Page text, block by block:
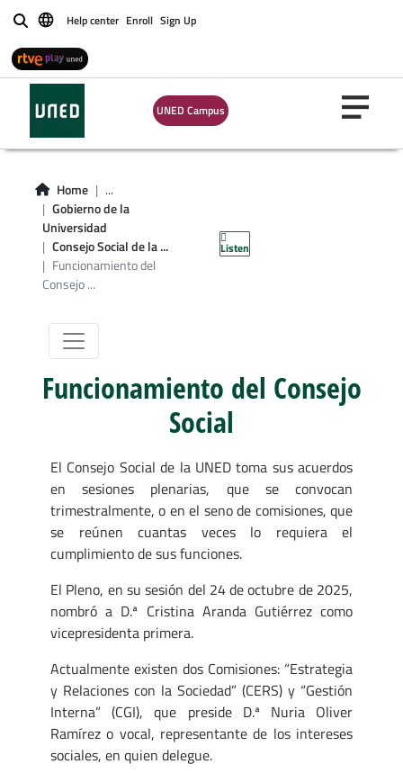
BuscarHelp center Enroll Sign Up
UNED Campus
Home
...
Gobierno de la
Universidad
Consejo Social de la ...
Funcionamiento del
Consejo ...
Listen
Funcionamiento del Consejo
Social
El Consejo Social de la UNED toma sus acuerdos
en sesiones plenarias, que se convocan
trimestralmente, o en el seno de comisiones, que
se reúnen cuantas veces lo requiera el
cumplimiento de sus funciones.
El Pleno, en su sesión del 24 de octubre de 2025,
nombró a D.ª Cristina Aranda Gutiérrez como
vicepresidenta primera.
Actualmente existen dos Comisiones: “Estrategia
y Relaciones con la Sociedad” (CERS) y “Gestión
Interna” (CGI), que preside D.ª Nuria Oliver
Ramírez o vocal, representante de los intereses
sociales, en quien delegue.